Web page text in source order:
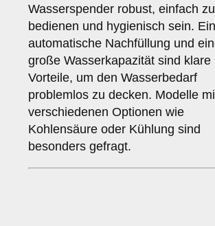
Wasserspender robust, einfach zu
bedienen und hygienisch sein.
automatische Nachfüllung und
große Wasserkapazität sind klare
Vorteile, um den Wasserbedarf
problemlos zu decken. Modelle
verschiedenen Optionen wie
Kohlensäure oder Kühlung sind
besonders gefragt.